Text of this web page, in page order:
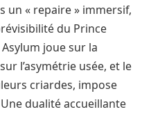
un « repaire » immersif,
du Prince
joue sur la
l’asymétrie usée, et le
criardes, impose
dualité accueillante